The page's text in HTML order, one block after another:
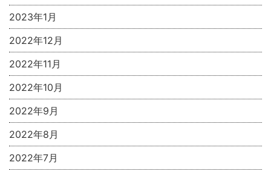
2023年1月
2022年12月
2022年11月
2022年10月
2022年9月
2022年8月
2022年7月